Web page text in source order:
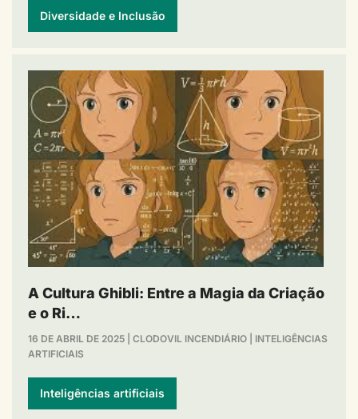
Diversidade e Inclusão
A Cultura Ghibli: Entre a Magia da Criação
e o Ri…
16 DE ABRIL DE 2025 CLODOVIL INCENDIÁRIO
INTELIGÊNCIAS
ARTIFICIAIS
Inteligências artificiais